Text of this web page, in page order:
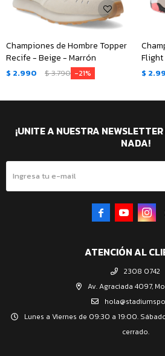
Championes de Hombre Topper
Recife - Beige - Marrón
$ 2.990 $3.790 21
Coral
$
ATENCIÓN AL
2308 0742
Av. Agraciada 4097,
Lunes a Viernes de 09:30 a 19:00.
cerrado.
¡UNITE A NUESTRA
NADA!
  